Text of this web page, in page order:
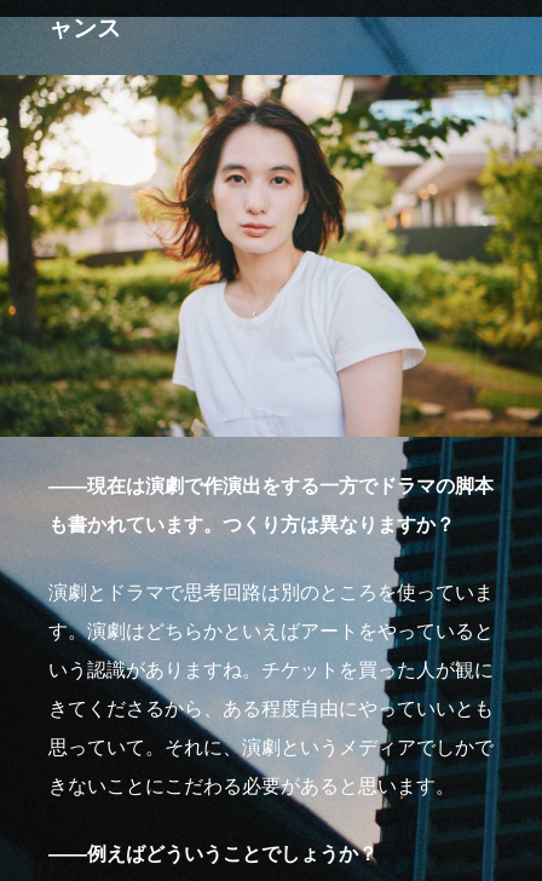
ャンス
――現在は演劇で作演出をする一方でドラマの脚本
も書かれています。つくり方は異なりますか？
演劇とドラマで思考回路は別のところを使っていま
す。演劇はどちらかといえばアートをやっていると
いう認識がありますね。チケットを買った人が観に
きてくださるから、ある程度自由にやっていいとも
思っていて。それに、演劇というメディアでしかで
きないことにこだわる必要があると思います。
――例えばどういうことでしょうか？